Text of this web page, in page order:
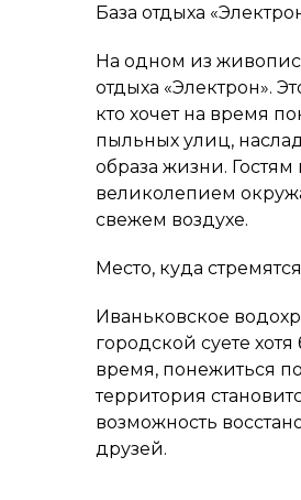
База отдыха
На одном из
отдыха «Электрон».
кто хочет на время
пыльных улиц,
образа жизни.
великолепием
свежем воздухе.
Место, куда
Иваньковское
городской суете
время, понежиться
территория
возможность
друзей.